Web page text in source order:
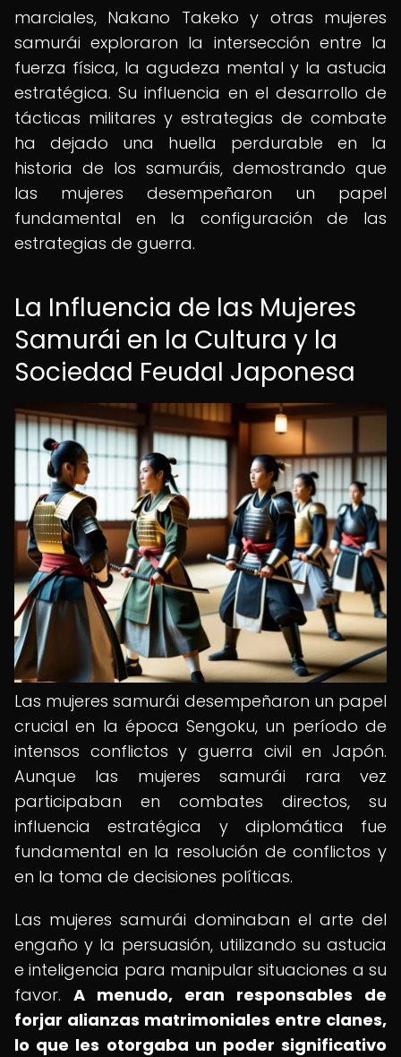
marciales, Nakano Takeko y otras mujeres
samurái exploraron la intersección entre la
fuerza física, la agudeza mental y la astucia
estratégica. Su influencia en el desarrollo de
tácticas militares y estrategias de combate
ha dejado una huella perdurable en la
historia de los samuráis, demostrando que
las mujeres desempeñaron un papel
fundamental en la configuración de las
estrategias de guerra.
La Influencia de las Mujeres
Samurái en la Cultura y la
Sociedad Feudal Japonesa
Las mujeres samurái desempeñaron un papel
crucial en la época Sengoku, un período de
intensos conflictos y guerra civil en Japón.
Aunque las mujeres samurái rara vez
participaban en combates directos, su
influencia estratégica y diplomática fue
fundamental en la resolución de conflictos y
en la toma de decisiones políticas.
Las mujeres samurái dominaban el arte del
engaño y la persuasión, utilizando su astucia
e inteligencia para manipular situaciones a su
favor. A menudo, eran responsables de
forjar alianzas matrimoniales entre clanes,
lo que les otorgaba un poder significativo